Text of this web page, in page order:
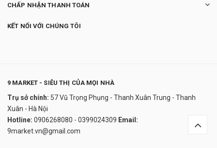
CHẤP NHẬN THANH TOÁN
KẾT NỐI VỚI CHÚNG TÔI
9 MARKET - SIÊU THỊ CỦA MỌI NHÀ
Trụ sở chính: 57 Vũ Trọng Phụng - Thanh Xuân Trung - Thanh
Xuân - Hà Nội
Hotline: 0906268080 - 0399024309 Email:
9market.vn@gmail.com
1000mg
620.000₫
undefined